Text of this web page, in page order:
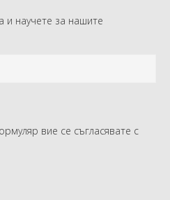
и научете за нашите
вие се съгласявате с